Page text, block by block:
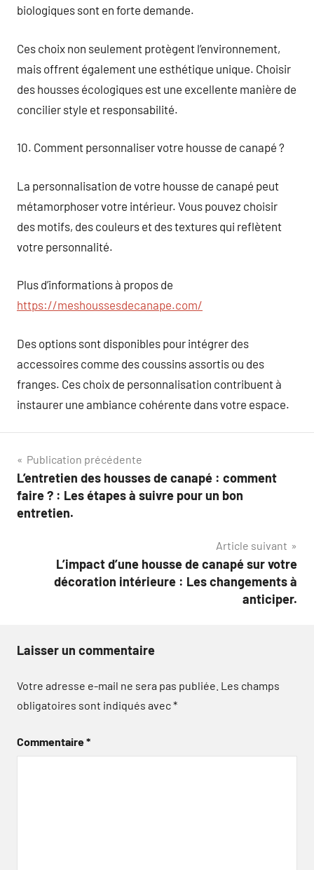
biologiques sont en forte demande.
Ces choix non seulement protègent l’environnement,
mais offrent également une esthétique unique. Choisir
des housses écologiques est une excellente manière de
concilier style et responsabilité.
10. Comment personnaliser votre housse de canapé ?
La personnalisation de votre housse de canapé peut
métamorphoser votre intérieur. Vous pouvez choisir
des motifs, des couleurs et des textures qui reflètent
votre personnalité.
Plus d’informations à propos de
https://meshoussesdecanape.com/
Des options sont disponibles pour intégrer des
accessoires comme des coussins assortis ou des
franges. Ces choix de personnalisation contribuent à
instaurer une ambiance cohérente dans votre espace.
Navigation
de
l’article
Publication précédente
L’entretien des housses de canapé : comment
faire ? : Les étapes à suivre pour un bon
entretien.
Article suivant
L’impact d’une housse de canapé sur votre
décoration intérieure : Les changements à
anticiper.
Laisser un commentaire
Votre adresse e-mail ne sera pas publiée. Les champs
obligatoires sont indiqués avec*
Commentaire*